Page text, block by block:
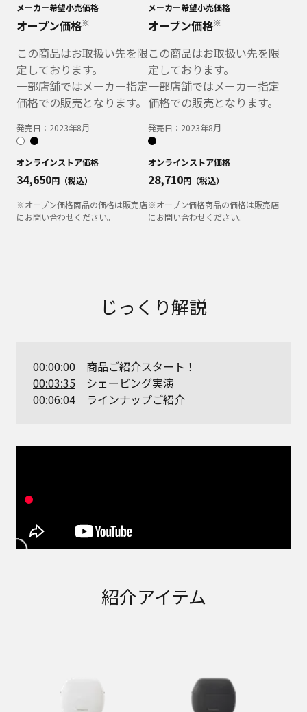
メーカー希望小売価格
オープン価格※
この商品はお取扱い先を限
定しております。
一部店舗ではメーカー指定
価格での販売となります。
発売日： 2023年8月
オンラインストア価格
34,650円（税込）
※オープン価格商品の価格は販売店
にお問い合わせください。
メーカー希望小売価格
オープン価格※
この商品はお取扱い先を限
定しております。
一部店舗ではメーカー指定
価格での販売となります。
発売日： 2023年8月
オンラインストア価格
28,710円（税込）
※オープン価格商品の価格は販売店
にお問い合わせください。
じっくり解説
00:00:00
商品ご紹介スタート！
00:03:35
シェービング実演
00:06:04
ラインナップご紹介
紹介アイテム